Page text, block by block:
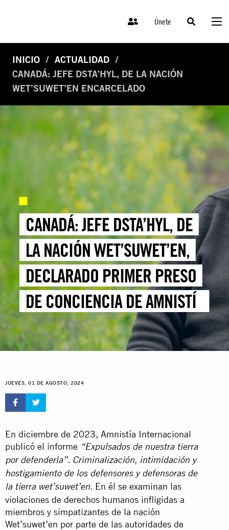
Únete
INICIO
ACTUALIDAD
CANADÁ: JEFE DSTA’HYL, DE LA NACIÓN
WET’SUWET’EN ENCARCELADO
CANADÁ: JEFE DSTA’HYL, DE
LA NACIÓN WET’SUWET’EN,
DECLARADO PRIMER PRESO
DE CONCIENCIA DE AMNISTÍA
INTERNACIONAL
ENCARCELADO EN CANADÁ
JUEVES, 01 DE AGOSTO, 2024
En diciembre de 2023, Amnistía Internacional
publicó el informe “Expulsados de nuestra tierra
por defenderla”. Criminalización, intimidación y
hostigamiento de los defensores y defensoras de
la tierra wet’suwet’en. En él se examinan las
violaciones de derechos humanos infligidas a
miembros y simpatizantes de la nación
Wet’suwet’en por parte de las autoridades de